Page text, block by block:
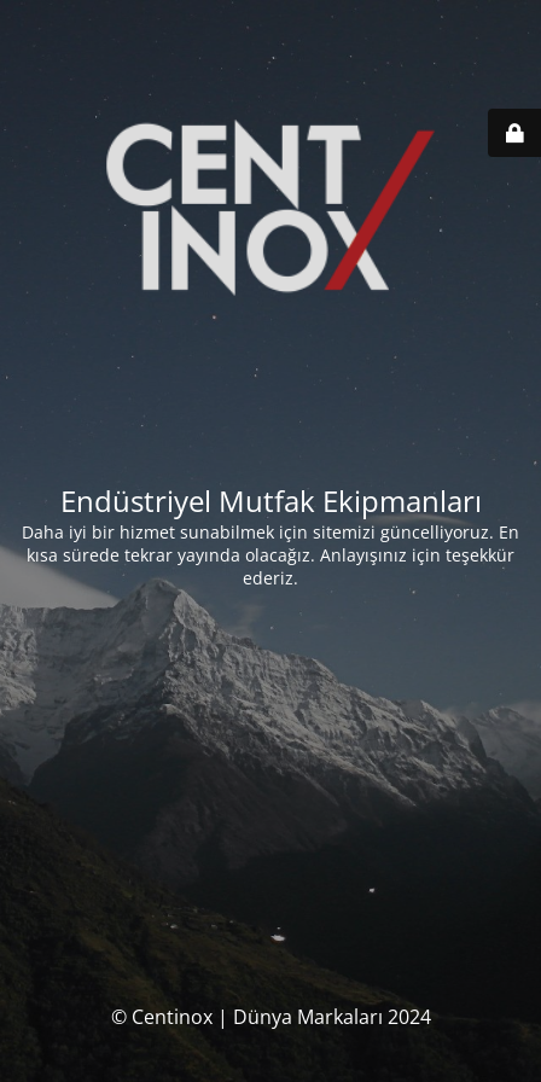
Endüstriyel Mutfak Ekipmanları
Daha iyi bir hizmet sunabilmek için sitemizi güncelliyoruz. En
kısa sürede tekrar yayında olacağız. Anlayışınız için teşekkür
ederiz.
© Centinox | Dünya Markaları 2024